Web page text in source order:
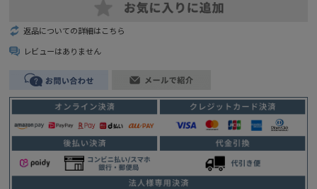
返品についての詳細はこちら
レビューはありません